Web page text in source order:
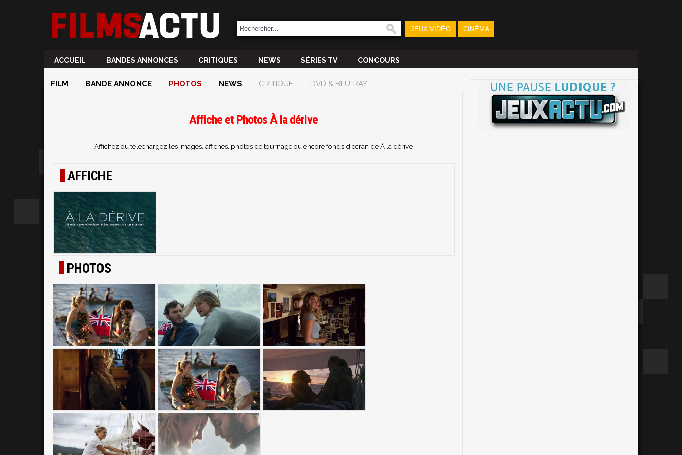
JEUX VIDÉO CINÉMA
ACCUEIL BANDES ANNONCES CRITIQUES NEWS SÉRIES TV CONCOURS
FILM BANDE ANNONCE PHOTOS NEWS CRITIQUE DVD & BLU-RAY
Affiche et Photos À la dérive
Affichez ou téléchargez les images, affiches, photos de tournage ou encore fonds d'ecran de À la dérive
AFFICHE
PHOTOS